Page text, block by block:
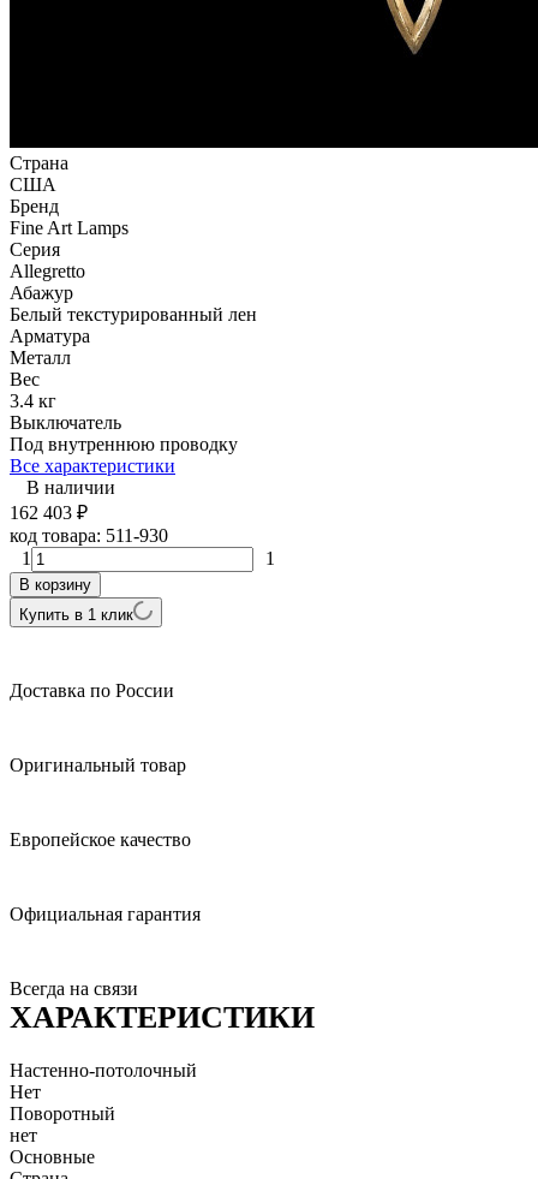
Страна
США
Бренд
Fine Art Lamps
Серия
Allegretto
Абажур
Белый текстурированный лен
Арматура
Металл
Вес
3.4 кг
Выключатель
Под внутреннюю проводку
Все характеристики
В наличии
162 403 ₽
код товара: 511-930
1
1
В корзину
Купить в 1 клик
Доставка по России
Оригинальный товар
Европейское качество
Официальная гарантия
Всегда на связи
ХАРАКТЕРИСТИКИ
Настенно-потолочный
Нет
Поворотный
нет
Основные